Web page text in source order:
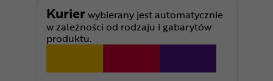
Kurierwybierany jest automatycznie
w zależności od rodzaju i gabarytów
produktu.